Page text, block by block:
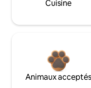
Cuisine
Animaux acceptés